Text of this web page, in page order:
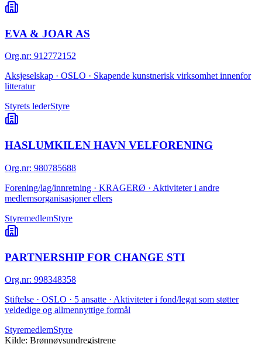
EVA & JOAR AS
Org.nr: 912772152
Aksjeselskap · OSLO · Skapende kunstnerisk virksomhet innenfor
litteratur
Styrets lederStyre
HASLUMKILEN HAVN VELFORENING
Org.nr: 980785688
Forening/lag/innretning · KRAGERØ · Aktiviteter i andre
medlemsorganisasjoner ellers
StyremedlemStyre
PARTNERSHIP FOR CHANGE STI
Org.nr: 998348358
Stiftelse · OSLO · 5 ansatte · Aktiviteter i fond/legat som støtter
veldedige og allmennyttige formål
StyremedlemStyre
Kilde: Brønnøysundregistrene